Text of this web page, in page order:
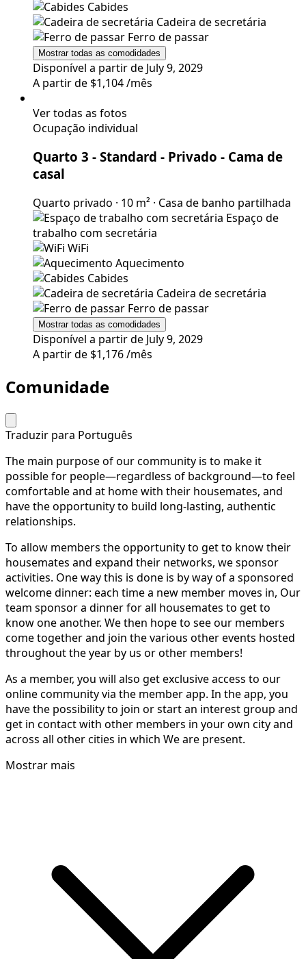
Cabides
Cadeira de secretária
Ferro de passar
Mostrar todas as comodidades
Disponível a partir de July 9, 2029
A partir de $1,104/mês
Ver todas as fotos
Ocupação individual
Quarto 3 - Standard - Privado - Cama de
casal
Quarto privado · 10 m² · Casa de banho partilhada
Espaço de
trabalho com secretária
WiFi
Aquecimento
Cabides
Cadeira de secretária
Ferro de passar
Mostrar todas as comodidades
Disponível a partir de July 9, 2029
A partir de $1,176/mês
Comunidade
Traduzir para Português
The main purpose of our community is to make it
possible for people—regardless of background—to feel
comfortable and at home with their housemates, and
have the opportunity to build long-lasting, authentic
relationships.
To allow members the opportunity to get to know their
housemates and expand their networks, we sponsor
activities. One way this is done is by way of a sponsored
welcome dinner: each time a new member moves in, Our
team sponsor a dinner for all housemates to get to
know one another. We then hope to see our members
come together and join the various other events hosted
throughout the year by us or other members!
As a member, you will also get exclusive access to our
online community via the member app. In the app, you
have the possibility to join or start an interest group and
get in contact with other members in your own city and
across all other cities in which We are present.
Mostrar mais